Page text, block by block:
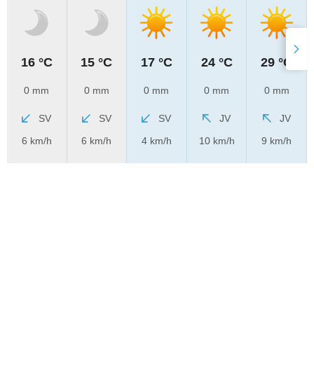
16 °C
0 mm
SV
6 km/h
15 °C
0 mm
SV
6 km/h
17 °C
0 mm
SV
4 km/h
24 °C
0 mm
JV
10 km/h
29 °C
0 mm
JV
9 km/h